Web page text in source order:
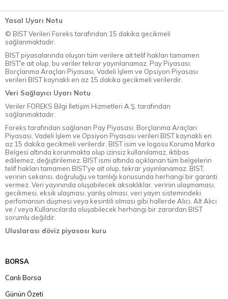
Yasal Uyarı Notu
© BİST Verileri Foreks tarafından 15 dakika gecikmeli
sağlanmaktadır.
BIST piyasalarında oluşan tüm verilere ait telif hakları tamamen
BIST'e ait olup, bu veriler tekrar yayınlanamaz. Pay Piyasası,
Borçlanma Araçları Piyasası, Vadeli İşlem ve Opsiyon Piyasası
verileri BIST kaynaklı en az 15 dakika gecikmeli verilerdir.
Veri Sağlayıcı Uyarı Notu
Veriler FOREKS Bilgi İletişim Hizmetleri A.Ş. tarafından
sağlanmaktadır.
Foreks tarafından sağlanan Pay Piyasası, Borçlanma Araçları
Piyasası, Vadeli İşlem ve Opsiyon Piyasası verileri BIST kaynaklı en
az 15 dakika gecikmeli verilerdir. BIST isim ve logosu Koruma Marka
Belgesi altında korunmakta olup izinsiz kullanılamaz, iktibas
edilemez, değiştirilemez. BIST ismi altında açıklanan tüm belgelerin
telif hakları tamamen BIST'ye ait olup, tekrar yayınlanamaz. BIST,
verinin sekansı, doğruluğu ve tamlığı konusunda herhangi bir garanti
vermez. Veri yayınında oluşabilecek aksaklıklar, verinin ulaşmaması,
gecikmesi, eksik ulaşması, yanlış olması, veri yayın sistemindeki
perfomansın düşmesi veya kesintili olması gibi hallerde Alıcı, Alt Alıcı
ve / veya Kullanıcılarda oluşabilecek herhangi bir zarardan BIST
sorumlu değildir.
Uluslarası döviz piyasası kuru
BORSA
Canlı Borsa
Günün Özeti